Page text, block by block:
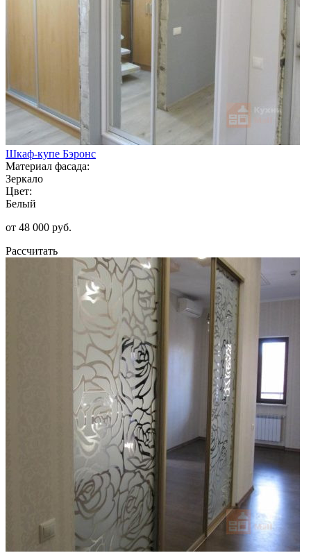
Шкаф-купе Бэронс
Материал фасада:
Зеркало
Цвет:
Белый
от 48 000 руб.
Рассчитать